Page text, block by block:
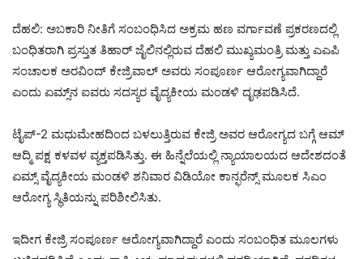
ದೆಹಲಿ: ಅಬಕಾರಿ ನೀತಿಗೆ ಸಂಬಂಧಿಸಿದ ಅಕ್ರಮ ಹಣ ವರ್ಗಾವಣೆ ಪ್ರಕರಣದಲ್ಲಿ
ಬಂಧಿತರಾಗಿ ಪ್ರಸ್ತುತ ತಿಹಾರ್ ಜೈಲಿನಲ್ಲಿರುವ ದೆಹಲಿ ಮುಖ್ಯಮಂತ್ರಿ ಮತ್ತು ಎಎಪಿ
ಸಂಚಾಲಕ ಅರವಿಂದ್ ಕೇಜ್ರಿವಾಲ್ ಅವರು ಸಂಪೂರ್ಣ ಆರೋಗ್ಯವಾಗಿದ್ದಾರೆ
ಎಂದು ಏಮ್ಸ್‌ನ ಐವರು ಸದಸ್ಯರ ವೈದ್ಯಕೀಯ ಮಂಡಳಿ ದೃಢಪಡಿಸಿದೆ.
ಟೈಪ್-2 ಮಧುಮೇಹದಿಂದ ಬಳಲುತ್ತಿರುವ ಕೇಜ್ರಿ ಅವರ ಆರೋಗ್ಯದ ಬಗ್ಗೆ ಆಮ್
ಆದ್ಮಿ ಪಕ್ಷ ಕಳವಳ ವ್ಯಕ್ತಪಡಿಸಿತ್ತು. ಈ ಹಿನ್ನೆಲೆಯಲ್ಲಿ ನ್ಯಾಯಾಲಯದ ಆದೇಶದಂತೆ
ಏಮ್ಸ್ ವೈದ್ಯಕೀಯ ಮಂಡಳಿ ಶನಿವಾರ ವಿಡಿಯೋ ಕಾನ್ಫರೆನ್ಸ್ ಮೂಲಕ ಸಿಎಂ
ಆರೋಗ್ಯ ಸ್ಥಿತಿಯನ್ನು ಪರಿಶೀಲಿಸಿತು.
ಇದೀಗ ಕೇಜ್ರಿ ಸಂಪೂರ್ಣ ಆರೋಗ್ಯವಾಗಿದ್ದಾರೆ ಎಂದು ಸಂಬಂಧಿತ ಮೂಲಗಳು